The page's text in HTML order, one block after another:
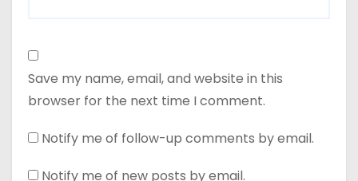
Save my name, email, and website in this
browser for the next time I comment.
Notify me of follow-up comments by email.
Notify me of new posts by email.